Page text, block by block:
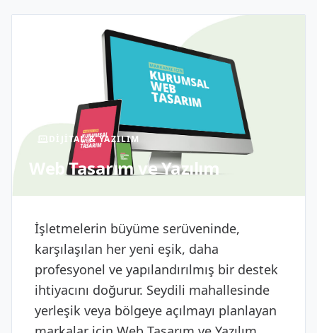
DIJITAL & YAZILIM
Web Tasarım ve Yazılım
İşletmelerin büyüme serüveninde,
karşılaşılan her yeni eşik, daha
profesyonel ve yapılandırılmış bir destek
ihtiyacını doğurur. Seydili mahallesinde
yerleşik veya bölgeye açılmayı planlayan